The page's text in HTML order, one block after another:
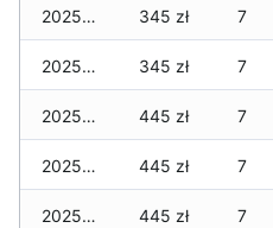
2025-12-13 345 zł 7
2025-12-12 345 zł 7
2025-12-11 445 zł 7
2025-12-10 445 zł 7
2025-12-09 445 zł 7